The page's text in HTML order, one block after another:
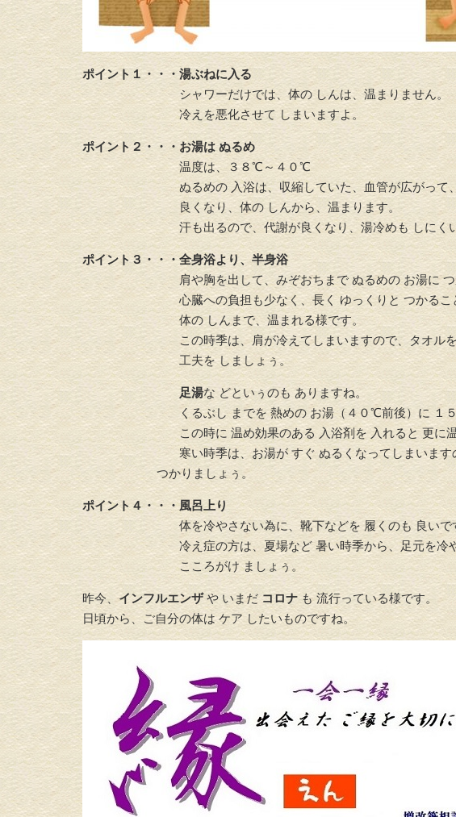
ポイント１・・・湯ぶねに入る
シャワーだけでは、体の しんは、温まりません。
冷えを悪化させて しまいますよ。
ポイント２・・・お湯は ぬるめ
温度は、３８℃～４０℃
ぬるめの 入浴は、収縮していた、血管が広がって、
良くなり、体の しんから、温まります。
汗も出るので、代謝が良くなり、湯冷めも しにくい
ポイント３・・・全身浴より、半身浴
肩や胸を出して、みぞおちまで ぬるめの お湯に つか
心臓への負担も少なく、長く ゆっくりと つかること
体の しんまで、温まれる様です。
この時季は、肩が冷えてしまいますので、タオルを肩
工夫を しましょぅ。
足湯な どといぅのも ありますね。
くるぶし までを 熱めの お湯（４０℃前後）に １５分
この時に 温め効果のある 入浴剤を 入れると 更に温ま
寒い時季は、お湯が すぐ ぬるくなってしまいますの
つかりましょぅ。
ポイント４・・・風呂上り
体を冷やさない為に、靴下などを 履くのも 良いで
冷え症の方は、夏場など 暑い時季から、足元を冷や
こころがけ ましょぅ。
昨今、インフルエンザや いまだ コロナも 流行っている様です。
日頃から、ご自分の体は ケア したいものですね。
介